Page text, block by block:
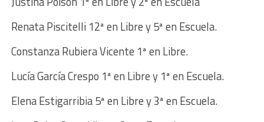
Renata Piscitelli 12ª en Libre y 5ª en Escuela.
Constanza Rubiera Vicente 1ª en Libre.
Lucía García Crespo 1ª en Libre y 1ª en Escuela.
Elena Estigarribia 5ª en Libre y 3ª en Escuela.